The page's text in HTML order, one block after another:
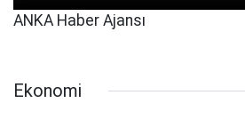
ANKA Haber Ajansı
Ekonomi